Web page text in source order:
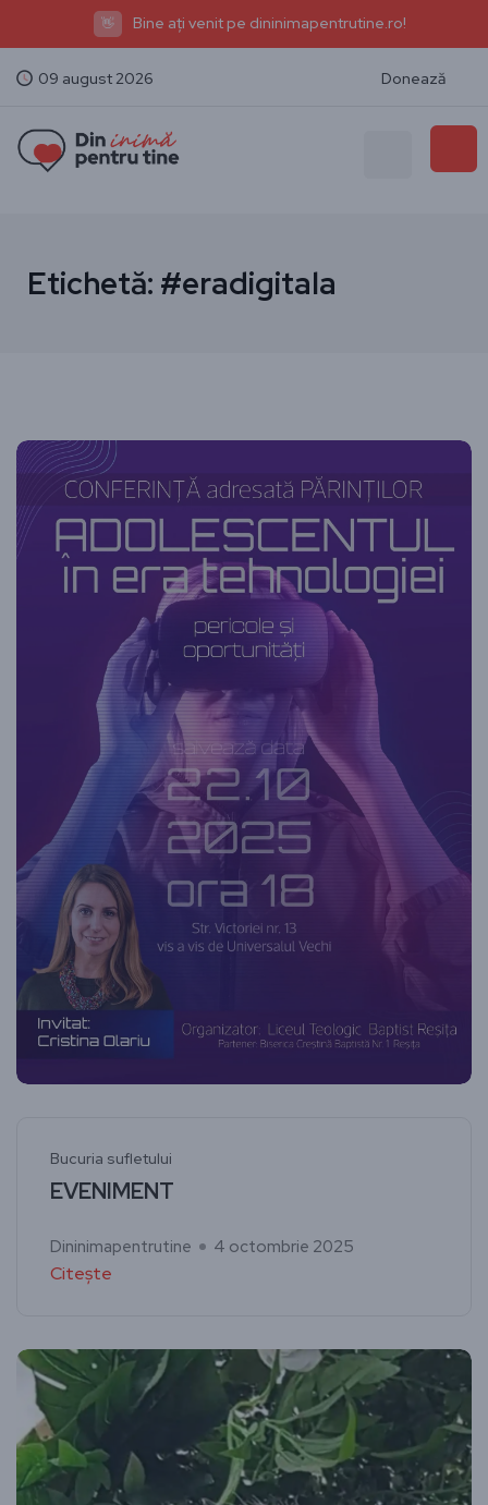
👋 Bine ați venit pe dininimapentrutine.ro!
09 august 2026 Donează
Etichetă: #eradigitala
Bucuria sufletului
EVENIMENT
Dininimapentrutine 4 octombrie 2025
Citește